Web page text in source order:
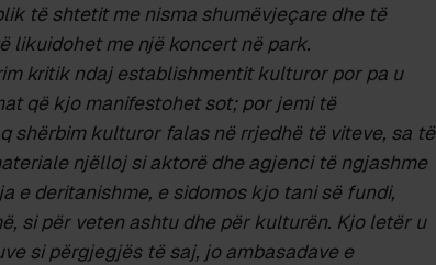
të shtetit me nisma shumëvjeçare dhe të
likuidohet me një koncert në park.
kritik ndaj establishmentit kulturor por pa u
që kjo manifestohet sot; por jemi të
shërbim kulturor falas në rrjedhë të viteve, sa të
njëlloj si aktorë dhe agjenci të ngjashme
e deritanishme, e sidomos kjo tani së fundi,
si për veten ashtu dhe për kulturën. Kjo letër u
si përgjegjës të saj, jo ambasadave e